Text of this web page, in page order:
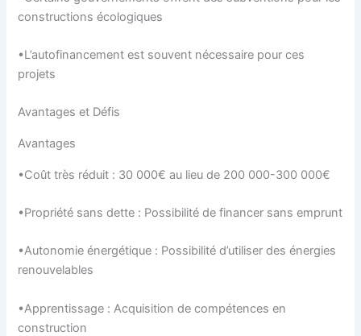
constructions écologiques
•L’autofinancement est souvent nécessaire pour ces
projets
Avantages et Défis
Avantages
•Coût très réduit : 30 000€ au lieu de 200 000-300 000€
•Propriété sans dette : Possibilité de financer sans emprunt
•Autonomie énergétique : Possibilité d’utiliser des énergies
renouvelables
•Apprentissage : Acquisition de compétences en
construction